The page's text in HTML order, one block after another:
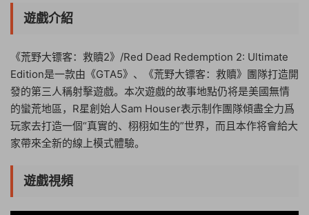
遊戲介紹
《荒野大镖客：救贖2》/Red Dead Redemption 2: Ultimate
Edition是一款由《GTA5》、《荒野大镖客：救贖》團隊打造開
發的第三人稱射擊遊戲。本次遊戲的故事地點仍将是美國無情
的蠻荒地區，R星創始人Sam Houser表示制作團隊傾盡全力爲
玩家去打造一個“真實的、栩栩如生的”世界，而且本作将會給大
家帶來全新的線上模式體驗。
遊戲視頻